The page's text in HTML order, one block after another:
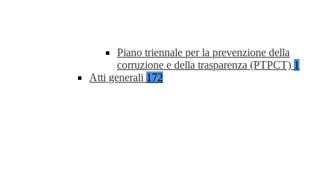
Piano triennale per la prevenzione della
corruzione e della trasparenza (PTPCT) 1
Atti generali 172